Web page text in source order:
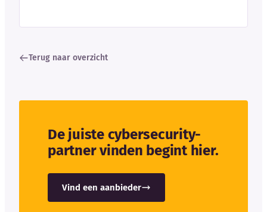
Terug naar overzicht
De juiste cybersecurity-
partner vinden begint hier.
Vind een aanbieder